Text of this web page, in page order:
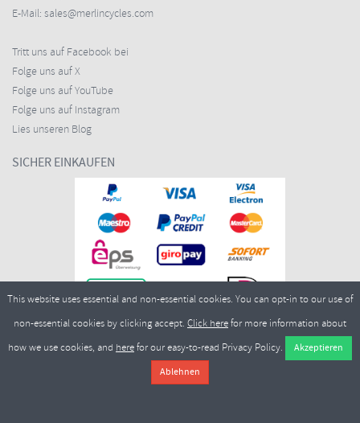
E-Mail: sales@merlincycles.com
Tritt uns auf Facebook bei
Folge uns auf X
Folge uns auf YouTube
Folge uns auf Instagram
Lies unseren Blog
SICHER EINKAUFEN
Merlin Cycles Ltd., Unit A4 Buckshaw Link, Ordnance Road, Buckshaw
Village, Chorley PR7 7EL United Kingdom
sales@merlincycles.com
This website uses essential and non-essential cookies. You can opt-in to our use of
non-essential cookies by clicking accept. Click herefor more information about
how we use cookies, and herefor our easy-to-read Privacy Policy.